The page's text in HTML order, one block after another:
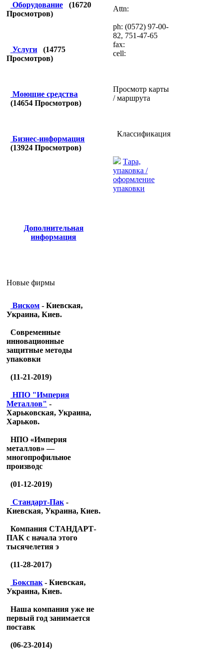
Оборудование (16720
Просмотров)
Услуги (14775
Просмотров)
Моющие средства
(14654 Просмотров)
Бизнес-информация
(13924 Просмотров)
Дополнительная
информация
Новые фирмы
Виском - Киевская,
Украина, Киев.
Современные
инновационные
защитные методы
упаковки
(11-21-2019)
НПО "Империя
Металлов" -
Харьковская, Украина,
Харьков.
НПО «Империя
металлов» —
многопрофильное
производс
(01-12-2019)
Стандарт-Пак -
Киевская, Украина, Киев.
Компания СТАНДАРТ-
ПАК с начала этого
тысячелетия э
(11-28-2017)
Бокспак - Киевская,
Украина, Киев.
Наша компания уже не
первый год занимается
поставк
(06-23-2014)
Attn:
ph: (0572) 97-00-
82, 751-47-65
fax:
cell:
Просмотр карты
/ маршрута
Классификация
Тара,
упаковка /
оформление
упаковки